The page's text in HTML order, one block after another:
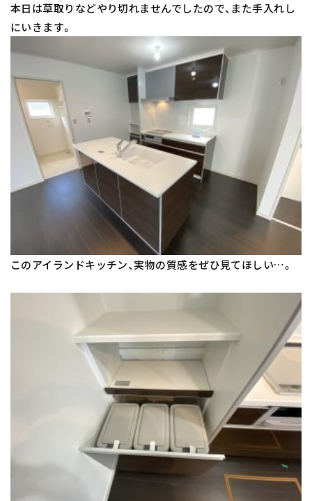
本日は草取りなどやり切れませんでしたので、また手入れし
にいきます。
このアイランドキッチン、実物の質感をぜひ見てほしい…。